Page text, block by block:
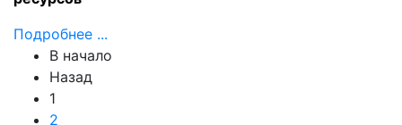
Подробнее ...
В начало
Назад
1
2